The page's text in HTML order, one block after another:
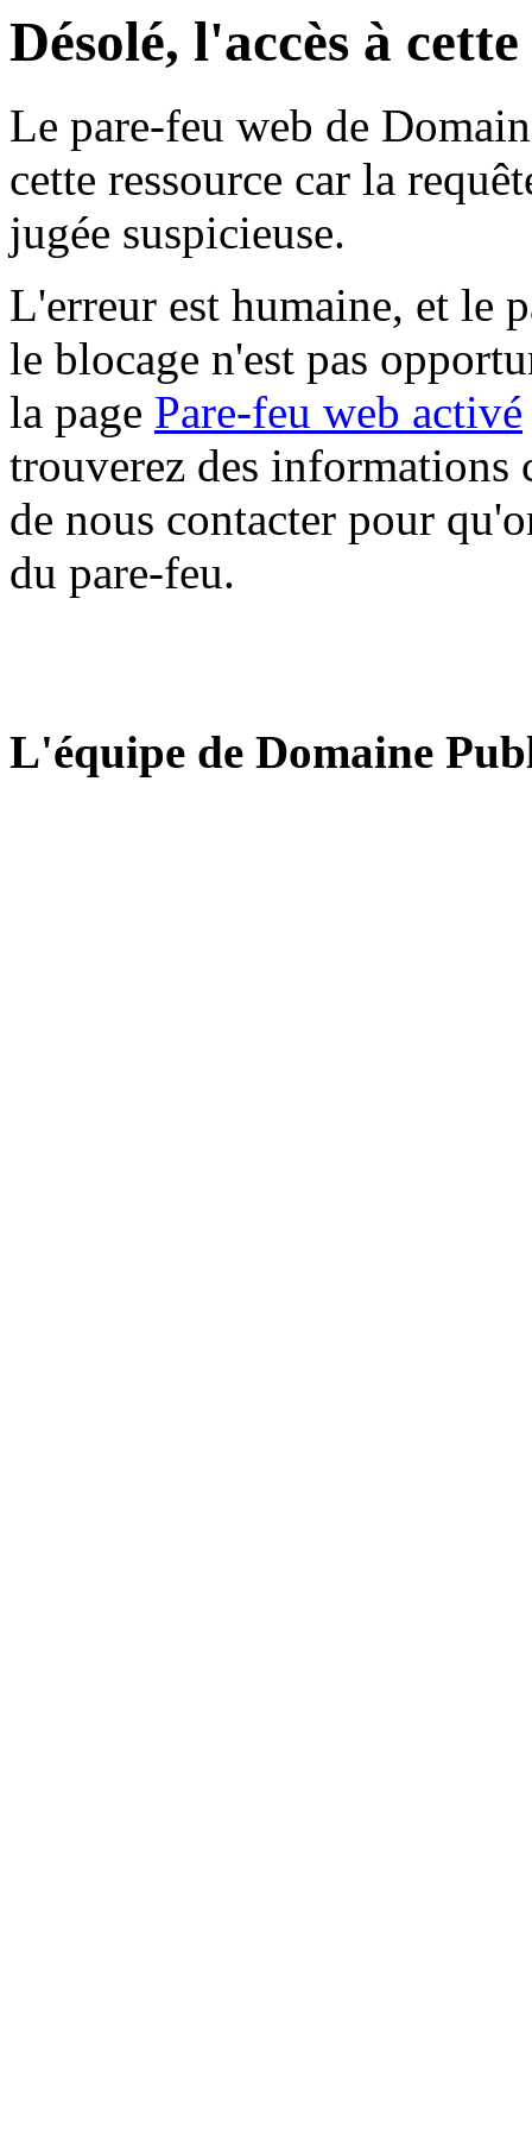
Désolé, l'accès à
Le pare-feu web de
cette ressource car la
jugée suspicieuse.
L'erreur est humaine, et le
le blocage n'est pas
la page Pare-feu web activé
trouverez des informations
de nous contacter pour
du pare-feu.
L'équipe de Domaine